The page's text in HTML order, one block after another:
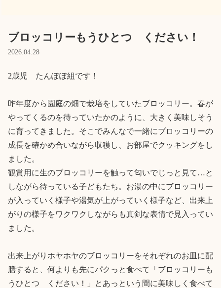
ブロッコリーもうひとつ ください！
2026.04.28
2歳児　たんぽぽ組です！
昨年度から園庭の畑で栽培をしていたブロッコリー。春が
やってくるのを待っていたかのように、大きく美味しそう
に育ってきました。そこでみんなで一緒にブロッコリーの
成長を確かめ合いながら収穫し、お部屋でクッキングをし
ました。
観賞用に生のブロッコリーを触って匂いでじっと見て…と
しながら待っている子どもたち。お湯の中にブロッコリー
が入っていく様子や湯気が上がっていく様子など、出来上
がりの様子をワクワクしながらも真剣な表情で見入ってい
ました。
出来上がりホヤホヤのブロッコリーをそれぞれのお皿に配
膳すると、何よりも先にパクっと食べて「ブロッコリーも
うひとつ　ください！」とあっという間に美味しく食べて